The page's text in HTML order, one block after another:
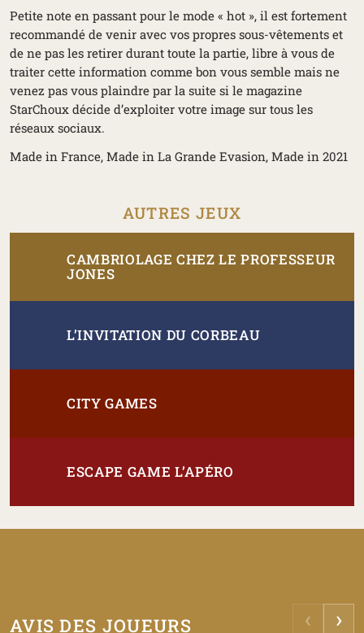
Petite note en passant pour le mode « hot », il est fortement
recommandé de venir avec vos propres sous-vêtements et
de ne pas les retirer durant toute la partie, libre à vous de
traiter cette information comme bon vous semble mais ne
venez pas vous plaindre par la suite si le magazine
StarChoux décide d’exploiter votre image sur tous les
réseaux sociaux.
Made in France, Made in La Grande Evasion, Made in 2021
AUTRES JEUX
CAMBRIOLAGE CHEZ LE PROFESSEUR
JONES
L’INVITATION DU CORBEAU
CITY GAMES
ESCAPE GAME L’APÉRO
AVIS DES JOUEURS ‹ ›